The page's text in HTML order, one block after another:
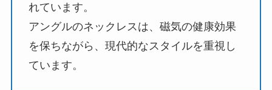
れています。
アングルのネックレスは、磁気の健康効果
を保ちながら、現代的なスタイルを重視し
ています。